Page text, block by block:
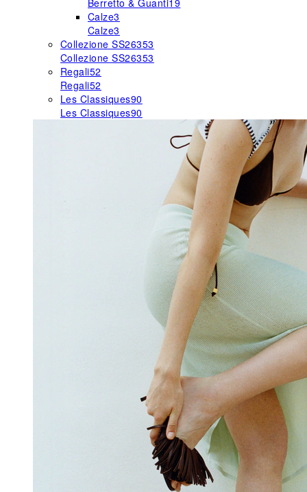
Berretto & Guanti19
Calze3
Calze3
Collezione SS26353
Collezione SS26353
Regali52
Regali52
Les Classiques90
Les Classiques90